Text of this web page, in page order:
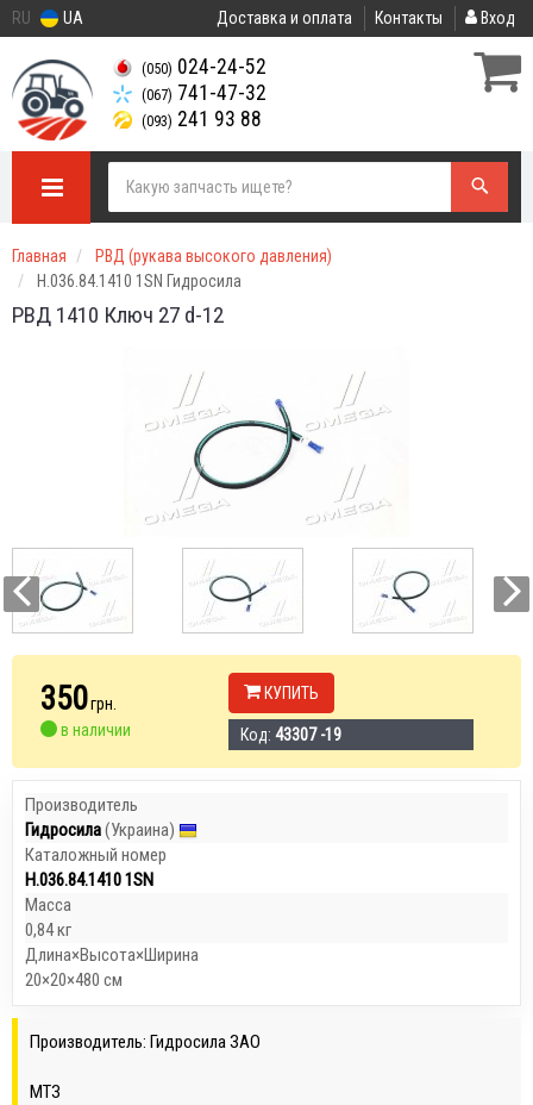
RU UA Доставка и оплата Контакты Вход
(050) 024-24-52
(067) 741-47-32
(093) 241 93 88
Главная
РВД (рукава высокого давления)
Н.036.84.1410 1SN Гидросила
РВД 1410 Ключ 27 d-12
350грн.
в наличии
КУПИТЬ
Код: 43307 -19
Производитель
Гидросила(Украина)
Каталожный номер
Н.036.84.1410 1SN
Масса
0,84 кг
Длина×Высота×Ширина
20×20×480 см
Производитель: Гидросила ЗАО
МТЗ